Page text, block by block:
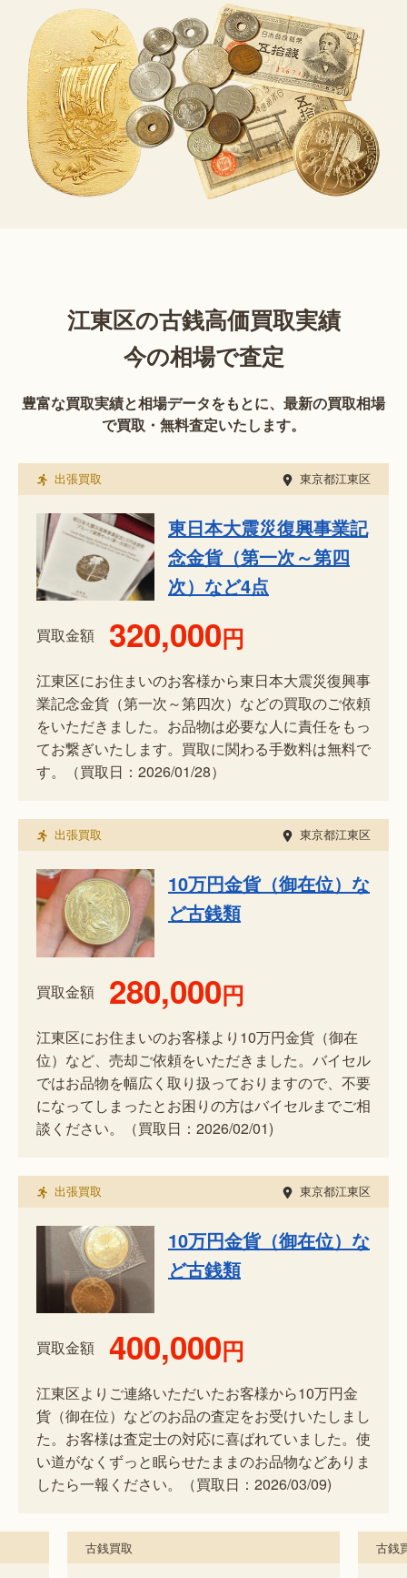
江東区の古銭高価買取実績
今の相場で査定
豊富な買取実績と相場データをもとに、最新の買取相場
で買取・無料査定いたします。
出張買取 東京都江東区
東日本大震災復興事業記
念金貨（第一次～第四
次）など4点
買取金額 320,000円
江東区にお住まいのお客様から東日本大震災復興事
業記念金貨（第一次～第四次）などの買取のご依頼
をいただきました。お品物は必要な人に責任をもっ
てお繋ぎいたします。買取に関わる手数料は無料で
す。（買取日：2026/01/28）
出張買取 東京都江東区
10万円金貨（御在位）な
ど古銭類
買取金額 280,000円
江東区にお住まいのお客様より10万円金貨（御在
位）など、売却ご依頼をいただきました。バイセル
ではお品物を幅広く取り扱っておりますので、不要
になってしまったとお困りの方はバイセルまでご相
談ください。（買取日：2026/02/01)
出張買取 東京都江東区
10万円金貨（御在位）な
ど古銭類
買取金額 400,000円
江東区よりご連絡いただいたお客様から10万円金
貨（御在位）などのお品の査定をお受けいたしまし
た。お客様は査定士の対応に喜ばれていました。使
い道がなくずっと眠らせたままのお品物などありま
したら一報ください。（買取日：2026/03/09)
古銭買取 古銭